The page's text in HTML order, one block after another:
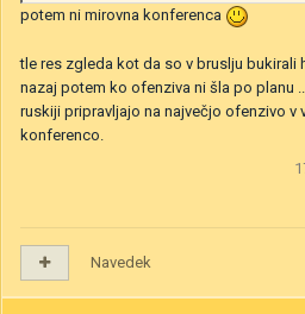
potem ni mirovna konferenca
tle res zgleda kot da so v bruslju bukirali
nazaj potem ko ofenziva ni šla po planu
ruskiji pripravljajo na največjo ofenzivo v
konferenco.
Navedek